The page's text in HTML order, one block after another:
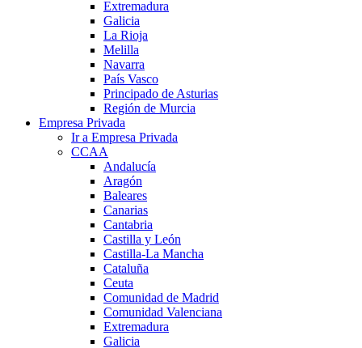
Extremadura
Galicia
La Rioja
Melilla
Navarra
País Vasco
Principado de Asturias
Región de Murcia
Empresa Privada
Ir a Empresa Privada
CCAA
Andalucía
Aragón
Baleares
Canarias
Cantabria
Castilla y León
Castilla-La Mancha
Cataluña
Ceuta
Comunidad de Madrid
Comunidad Valenciana
Extremadura
Galicia